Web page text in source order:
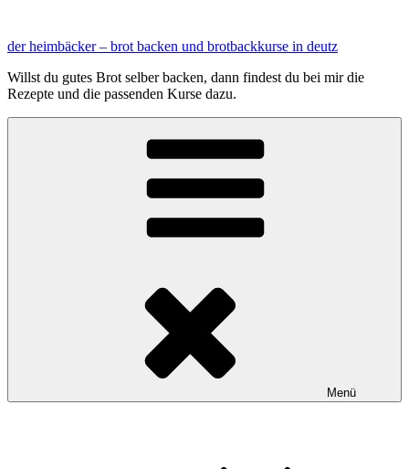
springen
der heimbäcker – brot backen und brotbackkurse in deutz
Willst du gutes Brot selber backen, dann findest du bei mir die
Rezepte und die passenden Kurse dazu.
Menü